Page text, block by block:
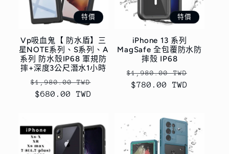
特價
Vp吸血鬼【 防水盾】三
星NOTE系列、S系列、A
系列 防水殼IP68 軍規防
摔+深度3公尺潛水1小時
定
價
$1,980.00 TWD
$680.00 TWD
特價
iPhone 13 系列
MagSafe 全包覆防水防
摔殼 IP68
定
價
$1,980.00 TWD
$780.00 TWD